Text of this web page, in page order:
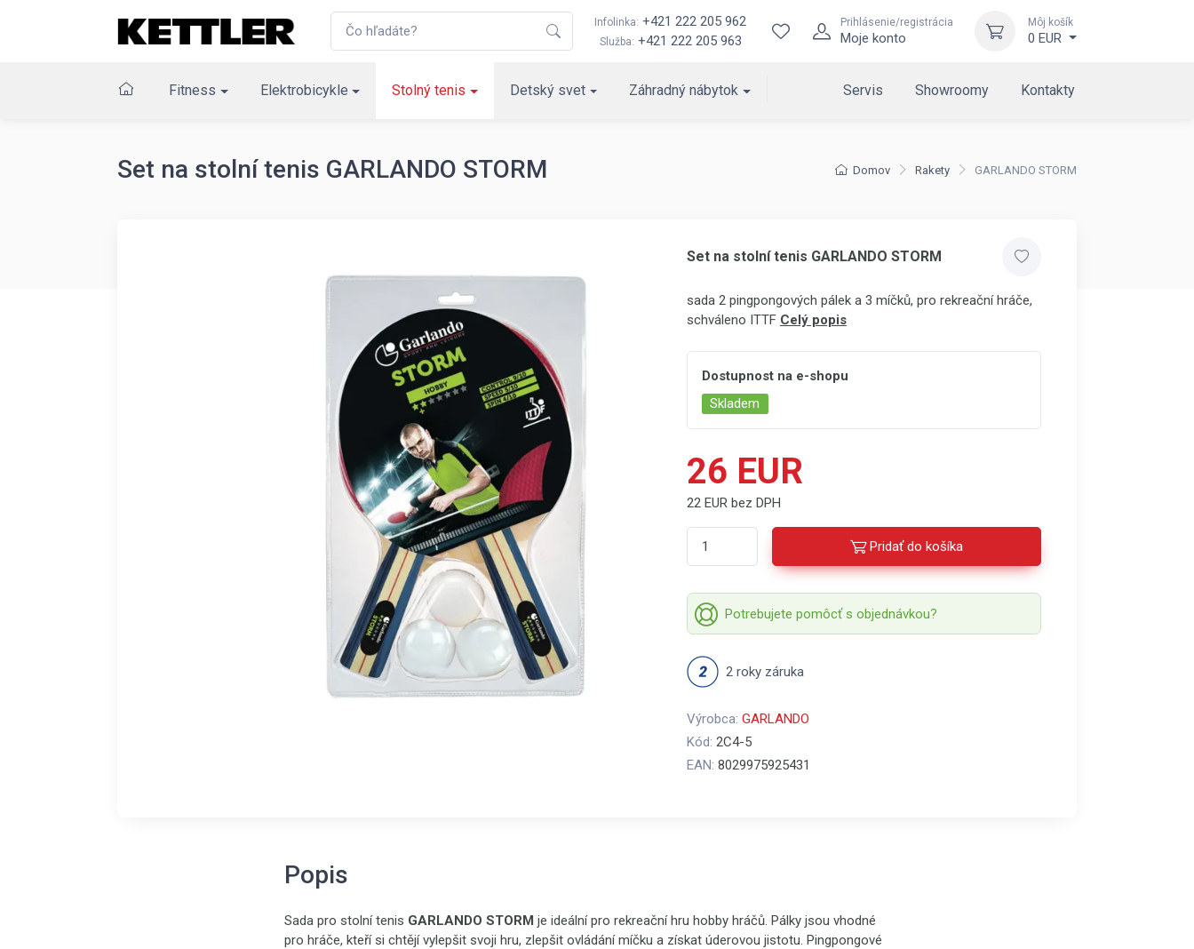
Infolinka: +421 222 205 962
Služba: +421 222 205 963
Prihlásenie/registrácia
Moje konto
Môj košík
0 EUR
Fitness Elektrobicykle Stolný tenis Detský svet Záhradný nábytok Servis Showroomy Kontakty
Domov Rakety GARLANDO STORM
Set na stolní tenis GARLANDO STORM
Set na stolní tenis GARLANDO STORM
sada 2 pingpongových pálek a 3 míčků, pro rekreační hráče,
schváleno ITTF Celý popis
Dostupnost na e-shopu
Skladem
26 EUR
22 EUR bez DPH
Pridať do košíka
Potrebujete pomôcť s objednávkou?
2 roky záruka
Výrobca: GARLANDO
Kód: 2C4-5
EAN: 8029975925431
Popis
Sada pro stolní tenis GARLANDO STORM je ideální pro rekreační hru hobby hráčů. Pálky jsou vhodné
pro hráče, kteří si chtějí vylepšit svoji hru, zlepšit ovládání míčku a získat úderovou jistotu. Pingpongové